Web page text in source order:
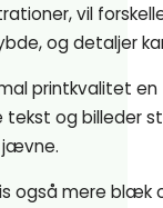
vil
og detaljer
printkvalitet
tekst og billeder
også mere blæk